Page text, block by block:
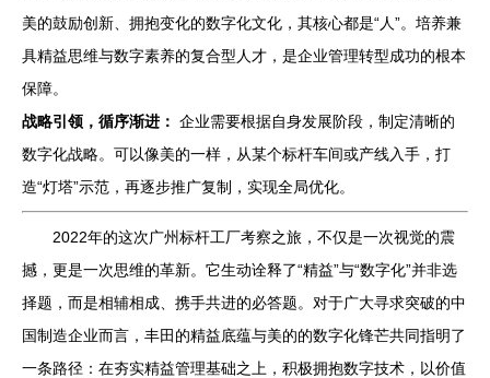
美的鼓励创新、拥抱变化的数字化文化，其核心都是“人”。培养兼
具精益思维与数字素养的复合型人才，是企业管理转型成功的根本
保障。
战略引领，循序渐进： 企业需要根据自身发展阶段，制定清晰的
数字化战略。可以像美的一样，从某个标杆车间或产线入手，打
造“灯塔”示范，再逐步推广复制，实现全局优化。
2022年的这次广州标杆工厂考察之旅，不仅是一次视觉的震
撼，更是一次思维的革新。它生动诠释了“精益”与“数字化”并非选
择题，而是相辅相成、携手共进的必答题。对于广大寻求突破的中
国制造企业而言，丰田的精益底蕴与美的的数字化锋芒共同指明了
一条路径：在夯实精益管理基础之上，积极拥抱数字技术，以价值